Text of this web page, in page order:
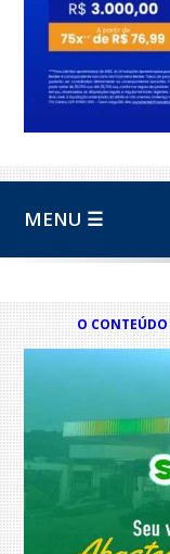
MENU ☰
O